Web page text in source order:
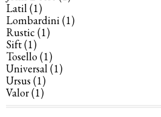
Latil(1)
Lombardini(1)
Rustic (1)
Sift(1)
Tosello(1)
Universal(1)
Ursus (1)
Valor(1)